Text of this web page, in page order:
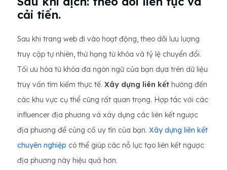
cải tiến.
Sau khi trang web đi vào hoạt động, theo dõi lưu lượng
truy cập tự nhiên, thứ hạng từ khóa và tỷ lệ chuyển đổi.
Tối ưu hóa từ khóa đa ngôn ngữ của bạn dựa trên dữ liệu
truy vấn tìm kiếm thực tế. Xây dựng liên kết hướng đến
các khu vực cụ thể cũng rất quan trọng. Hợp tác với các
influencer địa phương và xây dựng các liên kết ngược
địa phương để củng cố uy tín của bạn. Xây dựng liên kết
chuyên nghiệp có thể giúp các nỗ lực tạo liên kết ngược
địa phương này hiệu quả hơn.